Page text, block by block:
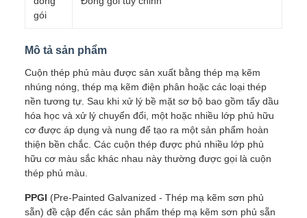
gói
Mô tả sản phẩm
Cuộn thép phủ màu được sản xuất bằng thép mạ kẽm
nhúng nóng, thép mạ kẽm điện phân hoặc các loại thép
nền tương tự. Sau khi xử lý bề mặt sơ bộ bao gồm tẩy dầu
hóa học và xử lý chuyển đổi, một hoặc nhiều lớp phủ hữu
cơ được áp dụng và nung để tạo ra một sản phẩm hoàn
thiện bền chắc. Các cuộn thép được phủ nhiều lớp phủ
hữu cơ màu sắc khác nhau này thường được gọi là cuộn
thép phủ màu.
PPGI (Pre-Painted Galvanized - Thép mạ kẽm sơn phủ
sẵn) đề cập đến các sản phẩm thép mạ kẽm sơn phủ sẵn